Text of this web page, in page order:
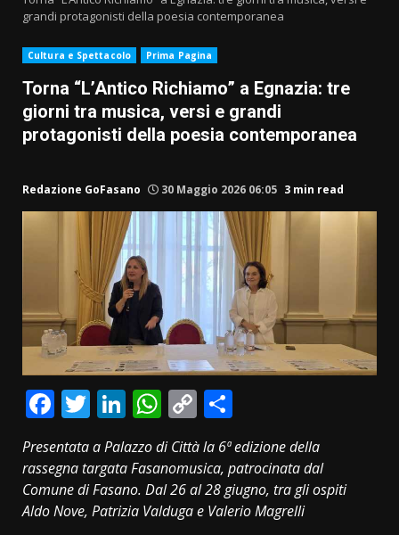
grandi protagonisti della poesia contemporanea
Cultura e Spettacolo Prima Pagina
Torna “L’Antico Richiamo” a Egnazia: tre
giorni tra musica, versi e grandi
protagonisti della poesia contemporanea
Redazione GoFasano 30 Maggio 2026 06:05 3 min read
Facebook
Twitter
LinkedIn
WhatsApp
Copy
Link
Presentata a Palazzo di Città la 6ª edizione della
rassegna targata Fasanomusica, patrocinata dal
Comune di Fasano. Dal 26 al 28 giugno, tra gli ospiti
Aldo Nove, Patrizia Valduga e Valerio Magrelli